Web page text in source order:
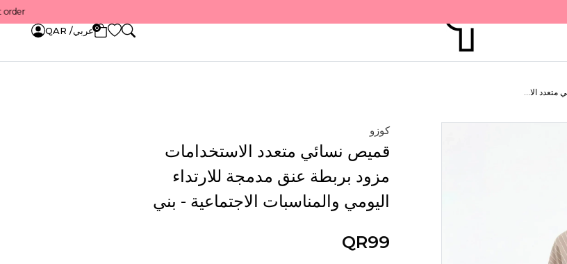
0 عربي/ QAR
الا...
كوزو
قميص نسائي متعدد الاستخدامات
مزود بربطة عنق مدمجة للارتداء
اليومي والمناسبات الاجتماعية - بني
QR99